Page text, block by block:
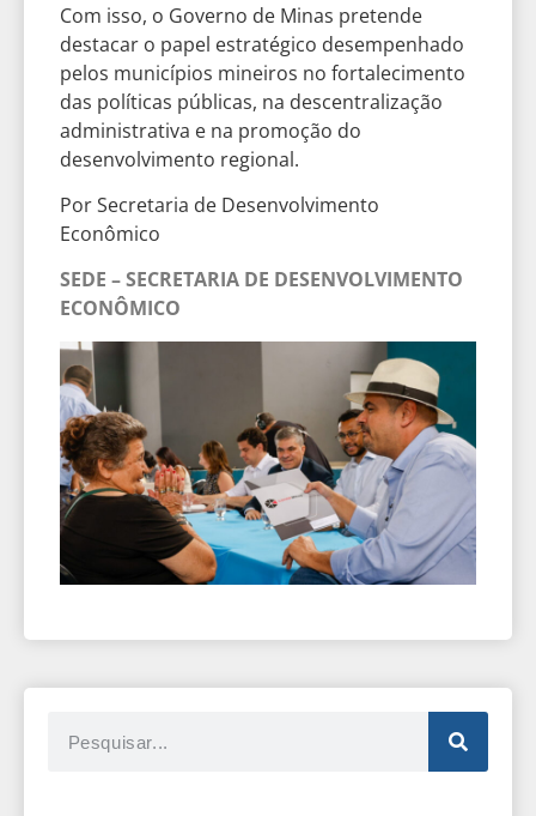
Com isso, o Governo de Minas pretende
destacar o papel estratégico desempenhado
pelos municípios mineiros no fortalecimento
das políticas públicas, na descentralização
administrativa e na promoção do
desenvolvimento regional.
Por Secretaria de Desenvolvimento
Econômico
SEDE – SECRETARIA DE DESENVOLVIMENTO
ECONÔMICO